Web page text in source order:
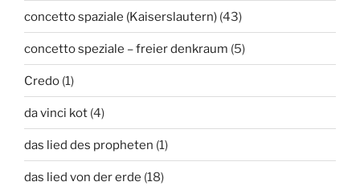
concetto spaziale (Kaiserslautern) (43)
concetto speziale – freier denkraum (5)
Credo (1)
da vinci kot (4)
das lied des propheten (1)
das lied von der erde (18)